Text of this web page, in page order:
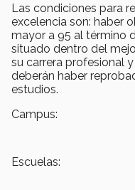
Las condiciones para
excelencia son: haber
mayor a 95 al término
situado dentro del
su carrera profesional
deberán haber
estudios.
Campus:
Escuelas: